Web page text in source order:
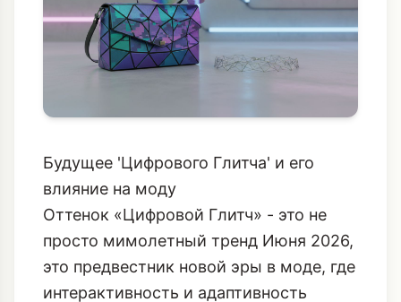
Будущее 'Цифрового Глитча' и его
влияние на моду
Оттенок «Цифровой Глитч» - это не
просто мимолетный тренд Июня 2026,
это предвестник новой эры в моде, где
интерактивность и адаптивность